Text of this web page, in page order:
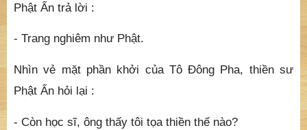
Phật Ấn trả lời :
- Trang nghiêm như Phật.
Nhìn vẻ mặt phần khởi của Tô Đông Pha, thiền sư
Phật Ấn hỏi lại :
- Còn học sĩ, ông thấy tôi tọa thiền thế nào?